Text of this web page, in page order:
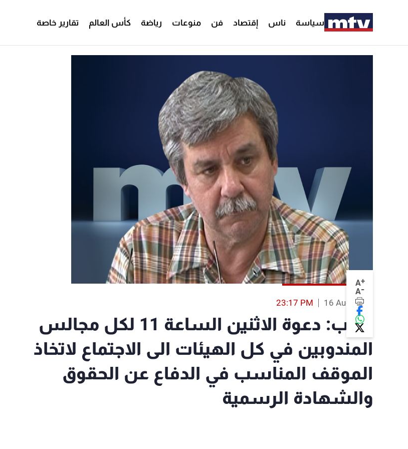
سياسة ناس إقتصاد فن منوعات رياضة كأس العالم تقارير خاصة
A+
A-
16 Aug 2014
23:17 PM
غريب: دعوة الاثنين الساعة 11 لكل مجالس
المندوبين في كل الهيئات الى الاجتماع لاتخاذ
الموقف المناسب في الدفاع عن الحقوق
والشهادة الرسمية